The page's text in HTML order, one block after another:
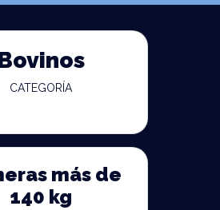
CATEGORÍA
más de
140 kg